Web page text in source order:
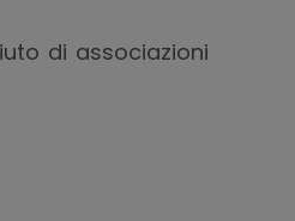
di associazioni